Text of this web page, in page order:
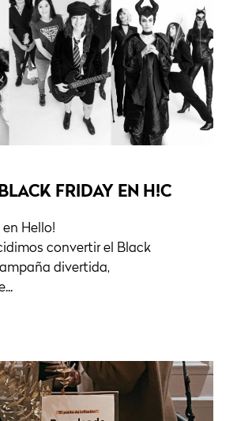
FRIDAY EN H!C
en Hello!
convertir el Black
divertida,